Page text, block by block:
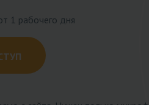
1 рабочего дня